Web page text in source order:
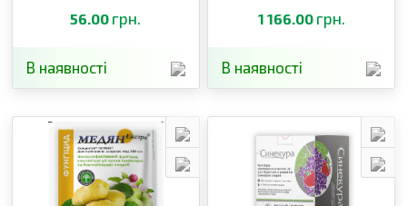
плодова гниль, сіра
гниль, біла і бура
листків
56.00 грн.
В наявності
плодова гниль, сіра
гниль, біла і бура
листків
1 166.00 грн.
В наявності